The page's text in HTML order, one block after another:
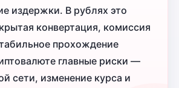
издержки. В рублях это
конвертация, комиссия
прохождение
главные риски —
сети, изменение курса и